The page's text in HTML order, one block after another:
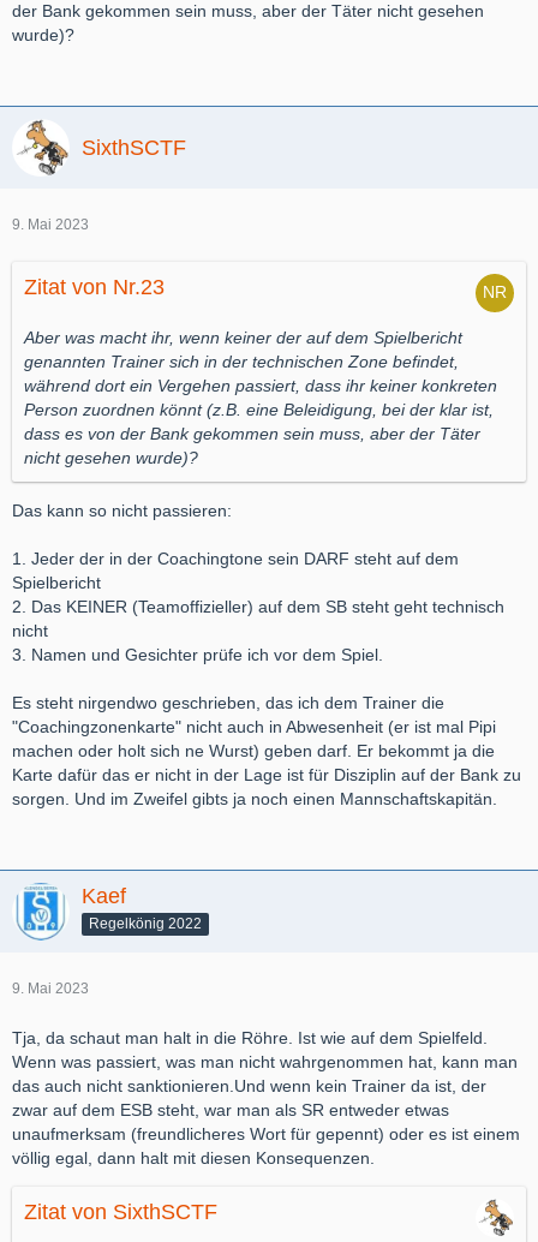
der Bank gekommen sein muss, aber der Täter nicht gesehen
wurde)?
SixthSCTF
9. Mai 2023
Zitat von Nr.23
Aber was macht ihr, wenn keiner der auf dem Spielbericht
genannten Trainer sich in der technischen Zone befindet,
während dort ein Vergehen passiert, dass ihr keiner konkreten
Person zuordnen könnt (z.B. eine Beleidigung, bei der klar ist,
dass es von der Bank gekommen sein muss, aber der Täter
nicht gesehen wurde)?
Das kann so nicht passieren:
1. Jeder der in der Coachingtone sein DARF steht auf dem
Spielbericht
2. Das KEINER (Teamoffizieller) auf dem SB steht geht technisch
nicht
3. Namen und Gesichter prüfe ich vor dem Spiel.
Es steht nirgendwo geschrieben, das ich dem Trainer die
"Coachingzonenkarte" nicht auch in Abwesenheit (er ist mal Pipi
machen oder holt sich ne Wurst) geben darf. Er bekommt ja die
Karte dafür das er nicht in der Lage ist für Disziplin auf der Bank zu
sorgen. Und im Zweifel gibts ja noch einen Mannschaftskapitän.
Kaef
Regelkönig 2022
9. Mai 2023
Tja, da schaut man halt in die Röhre. Ist wie auf dem Spielfeld.
Wenn was passiert, was man nicht wahrgenommen hat, kann man
das auch nicht sanktionieren.Und wenn kein Trainer da ist, der
zwar auf dem ESB steht, war man als SR entweder etwas
unaufmerksam (freundlicheres Wort für gepennt) oder es ist einem
völlig egal, dann halt mit diesen Konsequenzen.
Zitat von SixthSCTF